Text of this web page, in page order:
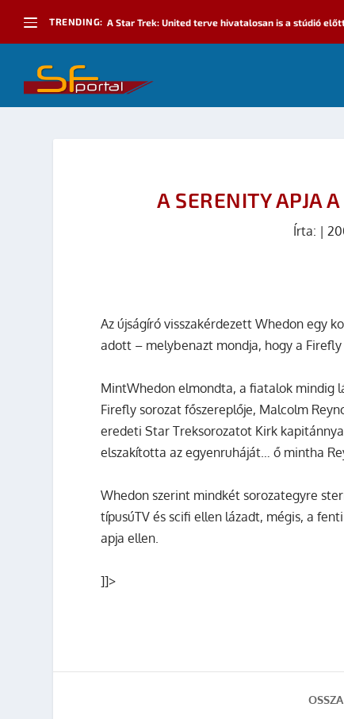
TRENDING: A Star Trek: United terve hivatalosan is a stúdió
A SERENITY APJA
Írta: |
Az újságíró visszakérdezett Whedon egy
adott – melybenazt mondja, hogy a
MintWhedon elmondta, a fiatalok mindig
Firefly sorozat főszereplője, Malcolm
eredeti Star Treksorozatot Kirk
elszakította az egyenruháját… ő mintha
Whedon szerint mindkét sorozategyre
típusúTV és scifi ellen lázadt, mégis, a
apja ellen.
]]>